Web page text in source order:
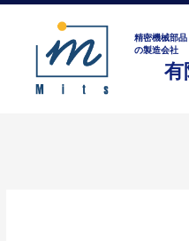
精密機械部
の製造会社
有